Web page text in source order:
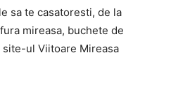
sa te casatoresti, de la
mireasa, buchete de
site-ul Viitoare Mireasa